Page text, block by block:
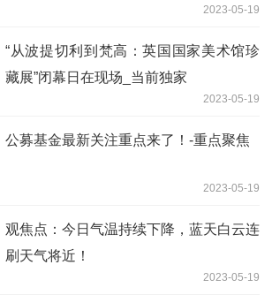
2023-05-19
“从波提切利到梵高：英国国家美术馆珍
藏展”闭幕日在现场_当前独家
2023-05-19
公募基金最新关注重点来了！-重点聚焦
2023-05-19
观焦点：今日气温持续下降，蓝天白云连
刷天气将近！
2023-05-19